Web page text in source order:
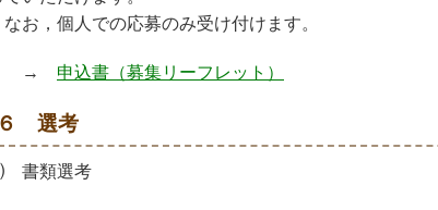
お，個人での応募のみ受け付けます。
申込書（募集リーフレット）
６ 選考
書類選考